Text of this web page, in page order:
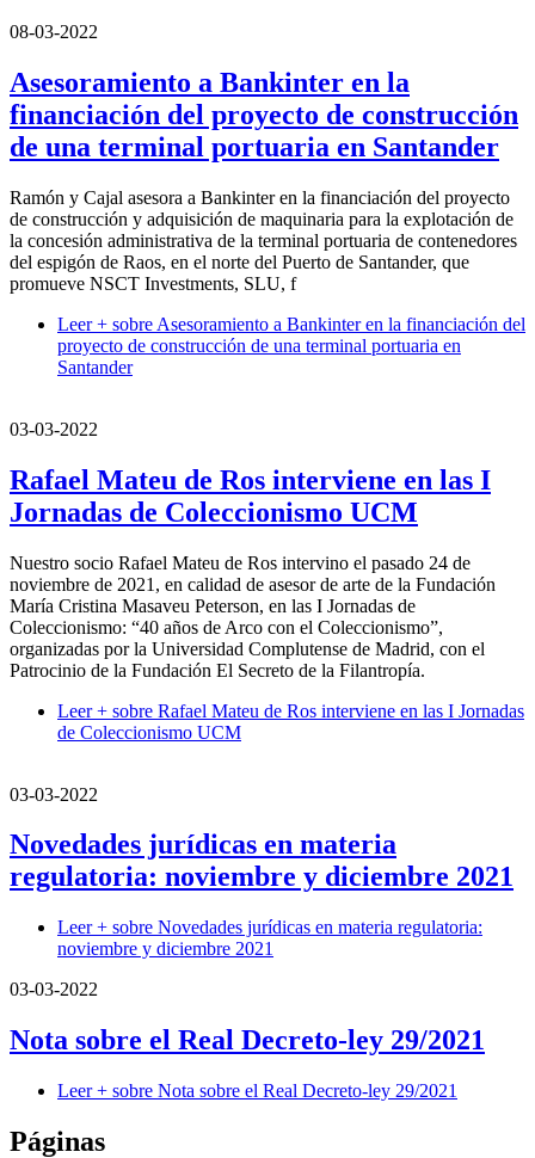
08-03-2022
Asesoramiento a Bankinter en la
financiación del proyecto de construcción
de una terminal portuaria en Santander
Ramón y Cajal asesora a Bankinter en la financiación del proyecto
de construcción y adquisición de maquinaria para la explotación de
la concesión administrativa de la terminal portuaria de contenedores
del espigón de Raos, en el norte del Puerto de Santander, que
promueve NSCT Investments, SLU, f
Leer + sobre Asesoramiento a Bankinter en la financiación del
proyecto de construcción de una terminal portuaria en
Santander
03-03-2022
Rafael Mateu de Ros interviene en las I
Jornadas de Coleccionismo UCM
Nuestro socio Rafael Mateu de Ros intervino el pasado 24 de
noviembre de 2021, en calidad de asesor de arte de la Fundación
María Cristina Masaveu Peterson, en las I Jornadas de
Coleccionismo: “40 años de Arco con el Coleccionismo”,
organizadas por la Universidad Complutense de Madrid, con el
Patrocinio de la Fundación El Secreto de la Filantropía.
Leer + sobre Rafael Mateu de Ros interviene en las I Jornadas
de Coleccionismo UCM
03-03-2022
Novedades jurídicas en materia
regulatoria: noviembre y diciembre 2021
Leer + sobre Novedades jurídicas en materia regulatoria:
noviembre y diciembre 2021
03-03-2022
Nota sobre el Real Decreto-ley 29/2021
Leer + sobre Nota sobre el Real Decreto-ley 29/2021
Páginas